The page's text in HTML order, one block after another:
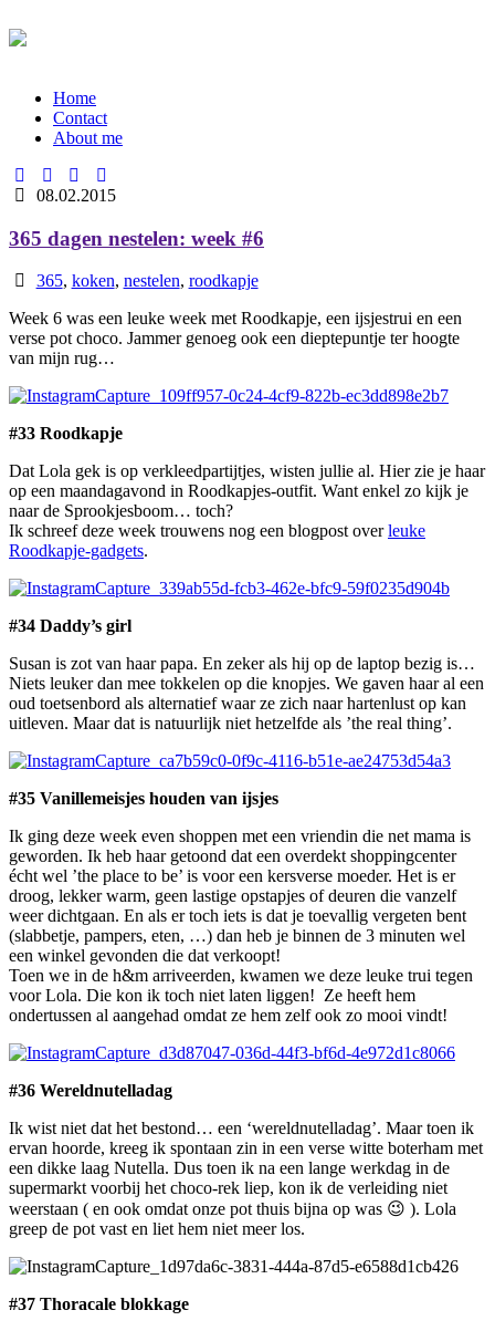
Home
Contact
About me
08.02.2015
365 dagen nestelen: week #6
365, koken, nestelen, roodkapje
Week 6 was een leuke week met Roodkapje, een ijsjestrui en een
verse pot choco. Jammer genoeg ook een dieptepuntje ter hoogte
van mijn rug…
#33 Roodkapje
Dat Lola gek is op verkleedpartijtjes, wisten jullie al. Hier zie je haar
op een maandagavond in Roodkapjes-outfit. Want enkel zo kijk je
naar de Sprookjesboom… toch?
Ik schreef deze week trouwens nog een blogpost overleuke
Roodkapje-gadgets.
#34 Daddy’s girl
Susan is zot van haar papa. En zeker als hij op de laptop bezig is…
Niets leuker dan mee tokkelen op die knopjes. We gaven haar al een
oud toetsenbord als alternatief waar ze zich naar hartenlust op kan
uitleven. Maar dat is natuurlijk niet hetzelfde als ’the real thing’.
#35 Vanillemeisjes houden van ijsjes
Ik ging deze week even shoppen met een vriendin die net mama is
geworden. Ik heb haar getoond dat een overdekt shoppingcenter
écht wel ’the place to be’ is voor een kersverse moeder. Het is er
droog, lekker warm, geen lastige opstapjes of deuren die vanzelf
weer dichtgaan. En als er toch iets is dat je toevallig vergeten bent
(slabbetje, pampers, eten, …) dan heb je binnen de 3 minuten wel
een winkel gevonden die dat verkoopt!
Toen we in de h&m arriveerden, kwamen we deze leuke trui tegen
voor Lola. Die kon ik toch niet laten liggen! Ze heeft hem
ondertussen al aangehad omdat ze hem zelf ook zo mooi vindt!
#36 Wereldnutelladag
Ik wist niet dat het bestond… een ‘wereldnutelladag’. Maar toen ik
ervan hoorde, kreeg ik spontaan zin in een verse witte boterham met
een dikke laag Nutella. Dus toen ik na een lange werkdag in de
supermarkt voorbij het choco-rek liep, kon ik de verleiding niet
weerstaan ( en ook omdat onze pot thuis bijna op was 😉 ). Lola
greep de pot vast en liet hem niet meer los.
#37 Thoracale blokkage